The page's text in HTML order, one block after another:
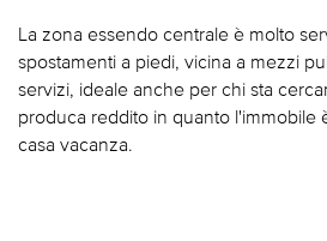
La zona essendo centrale è molto
spostamenti a piedi, vicina a mezzi
servizi, ideale anche per chi sta
produca reddito in quanto l'immobile
casa vacanza.